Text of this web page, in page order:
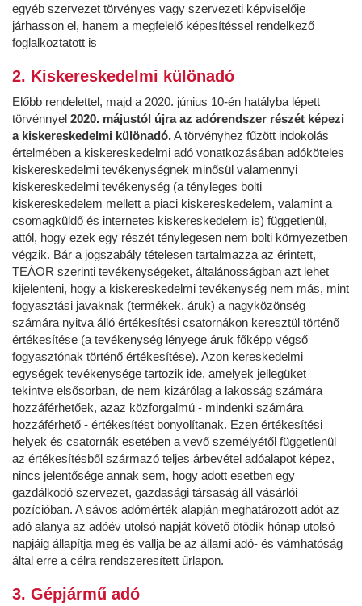
egyéb szervezet törvényes vagy szervezeti képviselője
járhasson el, hanem a megfelelő képesítéssel rendelkező
foglalkoztatott is
2. Kiskereskedelmi különadó
Előbb rendelettel, majd a 2020. június 10-én hatályba lépett
törvénnyel 2020. májustól újra az adórendszer részét képezi
a kiskereskedelmi különadó.A törvényhez fűzött indokolás
értelmében a kiskereskedelmi adó vonatkozásában adóköteles
kiskereskedelmi tevékenységnek minősül valamennyi
kiskereskedelmi tevékenység (a tényleges bolti
kiskereskedelem mellett a piaci kiskereskedelem, valamint a
csomagküldő és internetes kiskereskedelem is) függetlenül,
attól, hogy ezek egy részét ténylegesen nem bolti környezetben
végzik. Bár a jogszabály tételesen tartalmazza az érintett,
TEÁOR szerinti tevékenységeket, általánosságban azt lehet
kijelenteni, hogy a kiskereskedelmi tevékenység nem más, mint
fogyasztási javaknak (termékek, áruk) a nagyközönség
számára nyitva álló értékesítési csatornákon keresztül történő
értékesítése (a tevékenység lényege áruk főképp végső
fogyasztónak történő értékesítése). Azon kereskedelmi
egységek tevékenysége tartozik ide, amelyek jellegüket
tekintve elsősorban, de nem kizárólag a lakosság számára
hozzáférhetőek, azaz közforgalmú - mindenki számára
hozzáférhető - értékesítést bonyolítanak. Ezen értékesítési
helyek és csatornák esetében a vevő személyétől függetlenül
az értékesítésből származó teljes árbevétel adóalapot képez,
nincs jelentősége annak sem, hogy adott esetben egy
gazdálkodó szervezet, gazdasági társaság áll vásárlói
pozícióban. A sávos adómérték alapján meghatározott adót az
adó alanya az adóév utolsó napját követő ötödik hónap utolsó
napjáig állapítja meg és vallja be az állami adó- és vámhatóság
által erre a célra rendszeresített űrlapon.
3. Gépjármű adó